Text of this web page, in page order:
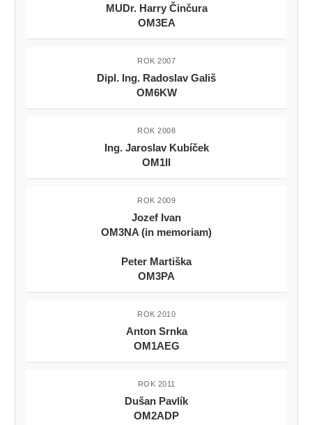
MUDr. Harry Činčura
OM3EA
ROK 2007
Dipl. Ing. Radoslav Gališ
OM6KW
ROK 2008
Ing. Jaroslav Kubíček
OM1II
ROK 2009
Jozef Ivan
OM3NA (in memoriam)
Peter Martiška
OM3PA
ROK 2010
Anton Srnka
OM1AEG
ROK 2011
Dušan Pavlík
OM2ADP